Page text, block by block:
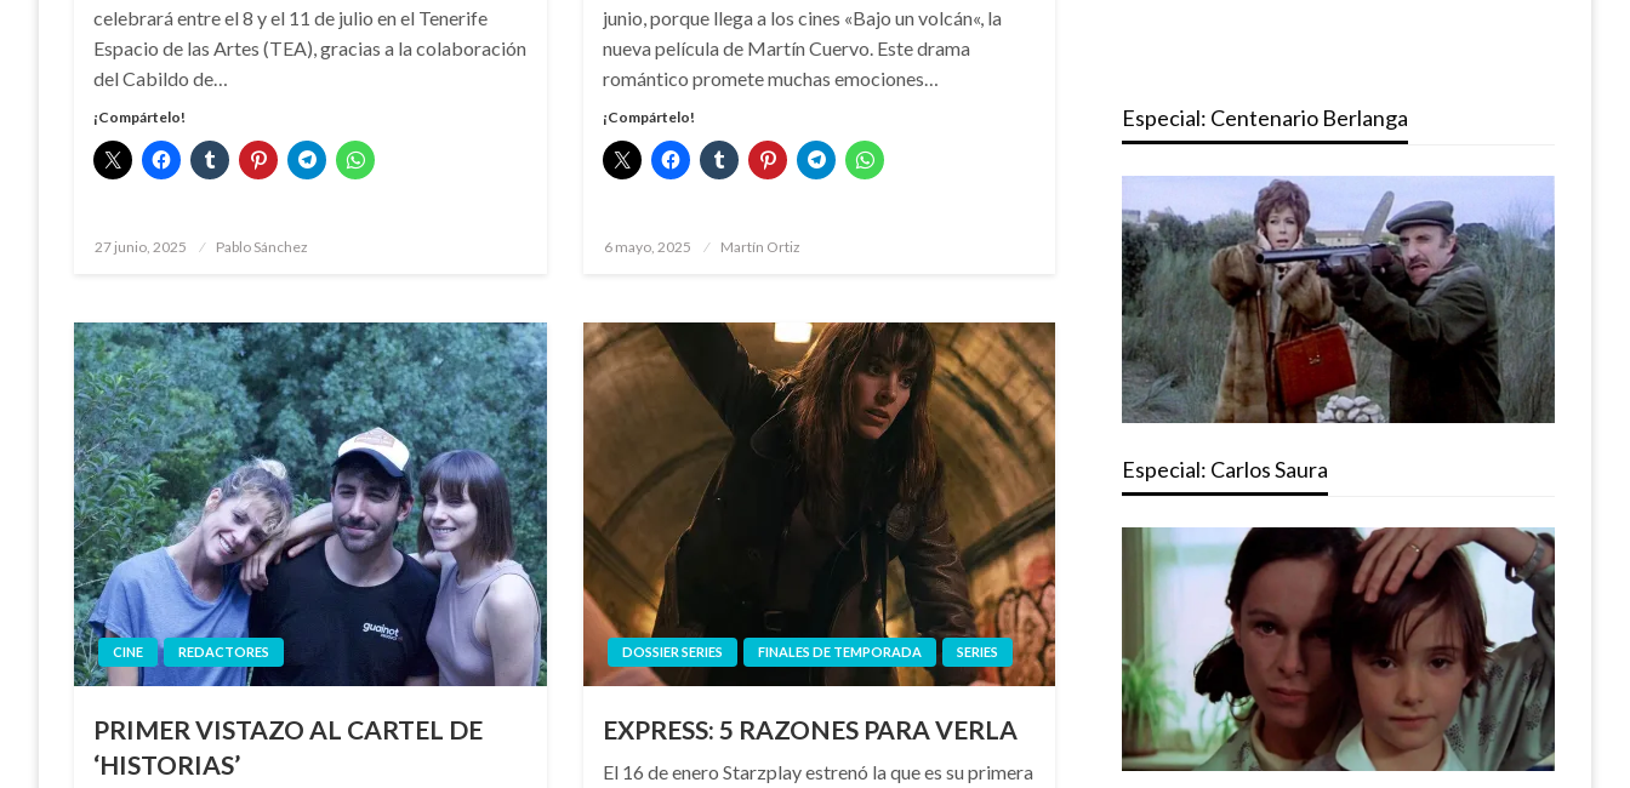
celebrará entre el 8 y el 11 de julio en el Tenerife
Espacio de las Artes (TEA), gracias a la colaboración
del Cabildo de…
¡Compártelo!
Publicado
27 junio, 2025 Pablo Sánchez
junio, porque llega a los cines «Bajo un volcán«, la
nueva película de Martín Cuervo. Este drama
romántico promete muchas emociones…
¡Compártelo!
Publicado
6 mayo, 2025 Martín Ortiz
CINE REDACTORES
PRIMER VISTAZO AL CARTEL DE
‘HISTORIAS’
DOSSIER SERIES FINALES DE TEMPORADA SERIES
EXPRESS: 5 RAZONES PARA VERLA
El 16 de enero Starzplay estrenó la que es su primera
Especial: Centenario Berlanga
Especial: Carlos Saura